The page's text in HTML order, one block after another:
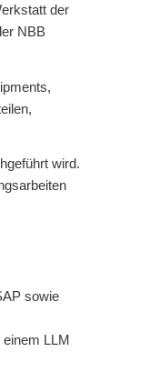
der
NBB
wird.
sowie
LLM